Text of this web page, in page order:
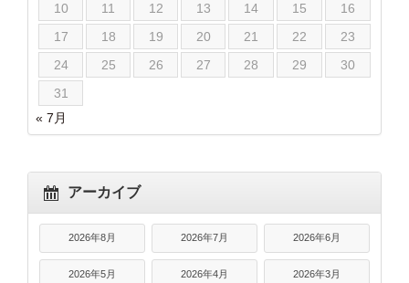
10
11 12 13 14 15
16
17
18 19 20 21 22
23
24
25 26 27 28 29
30
31
« 7月
アーカイブ
2026年8月 2026年7月 2026年6月
2026年5月 2026年4月 2026年3月